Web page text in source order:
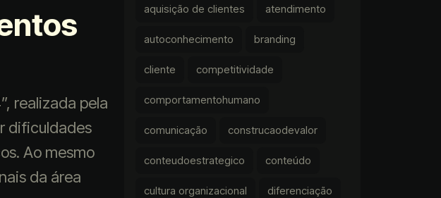
realizada pela
dificuldades
Ao mesmo
da área
aquisição de clientes atendimento
autoconhecimento branding
cliente competitividade
comportamentohumano
comunicação construcaodevalor
conteudoestrategico conteúdo
cultura organizacional diferenciação